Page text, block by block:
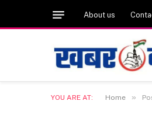
About us
YOU ARE AT: Home »